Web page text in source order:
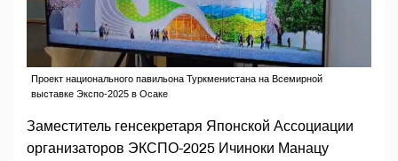
Проект национального павильона Туркменистана на Всемирной
выставке Экспо-2025 в Осаке
Заместитель генсекретаря Японской Ассоциации
организаторов ЭКСПО-2025 Ичиноки Манацу